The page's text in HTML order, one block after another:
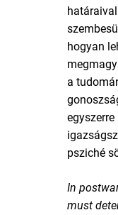
hogyan
a
psziché
In
must